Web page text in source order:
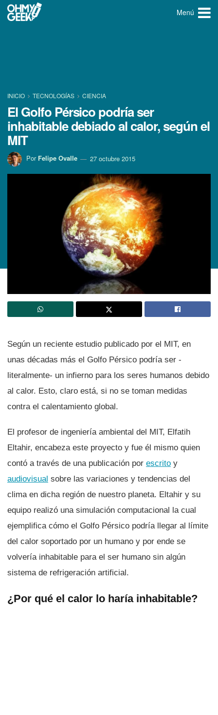
Menú
INICIO TECNOLOGÍ­AS CIENCIA
El Golfo Pérsico podrí­a ser
inhabitable debiado al calor, según el
MIT
Por Felipe Ovalle 27 octubre 2015
Según un reciente estudio publicado por el MIT, en
unas décadas más el Golfo Pérsico podrí­a ser -
literalmente- un infierno para los seres humanos debido
al calor. Esto, claro está, si no se toman medidas
contra el calentamiento global.
El profesor de ingenierí­a ambiental del MIT, Elfatih
Eltahir, encabeza este proyecto y fue él mismo quien
contó a través de una publicación por escrito y
audiovisual sobre las variaciones y tendencias del
clima en dicha región de nuestro planeta. Eltahir y su
equipo realizó una simulación computacional la cual
ejemplifica cómo el Golfo Pérsico podrí­a llegar al lí­mite
del calor soportado por un humano y por ende se
volverí­a inhabitable para el ser humano sin algún
sistema de refrigeración artificial.
¿Por qué el calor lo harí­a inhabitable?